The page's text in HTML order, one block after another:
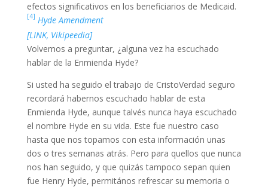
efectos significativos en los beneficiarios de Medicaid.
[4] Hyde Amendment
[LINK, Vikipeedia]
Volvemos a preguntar, ¿alguna vez ha escuchado
hablar de la Enmienda Hyde?
Si usted ha seguido el trabajo de CristoVerdad seguro
recordará habernos escuchado hablar de esta
Enmienda Hyde, aunque talvés nunca haya escuchado
el nombre Hyde en su vida. Este fue nuestro caso
hasta que nos topamos con esta información unas
dos o tres semanas atrás. Pero para quellos que nunca
nos han seguido, y que quizás tampoco sepan quien
fue Henry Hyde, permitános refrescar su memoria o